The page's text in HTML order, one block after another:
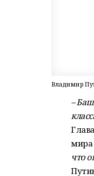
Владимир
–
мира
что